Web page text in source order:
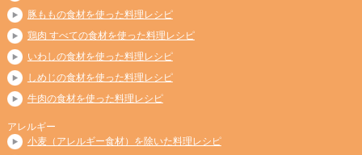
豚ももの食材を使った料理レシピ
鶏肉 すべての食材を使った料理レシピ
いわしの食材を使った料理レシピ
しめじの食材を使った料理レシピ
牛肉の食材を使った料理レシピ
アレルギー
小麦（アレルギー食材）を除いた料理レシピ